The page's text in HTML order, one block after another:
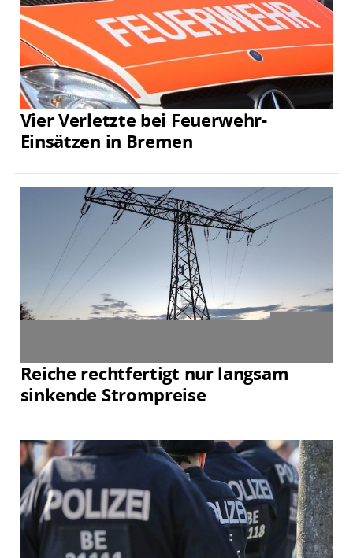
Vier Verletzte bei Feuerwehr-
Einsätzen in Bremen
Reiche rechtfertigt nur langsam
sinkende Strompreise